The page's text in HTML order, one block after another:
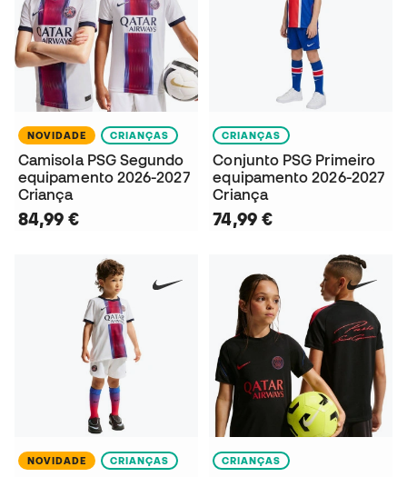
NOVIDADE CRIANÇAS
Camisola PSG Segundo
equipamento 2026-2027
Criança
84,99 €
CRIANÇAS
Conjunto PSG Primeiro
equipamento 2026-2027
Criança
74,99 €
NOVIDADE CRIANÇAS CRIANÇAS